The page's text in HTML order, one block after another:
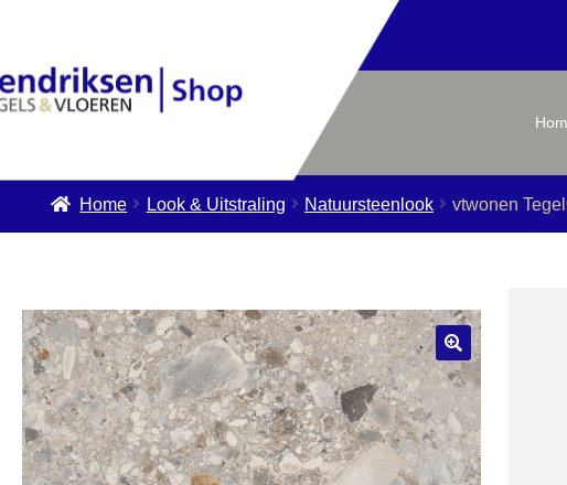
Home Look & Uitstraling Natuursteenlook vtwonen